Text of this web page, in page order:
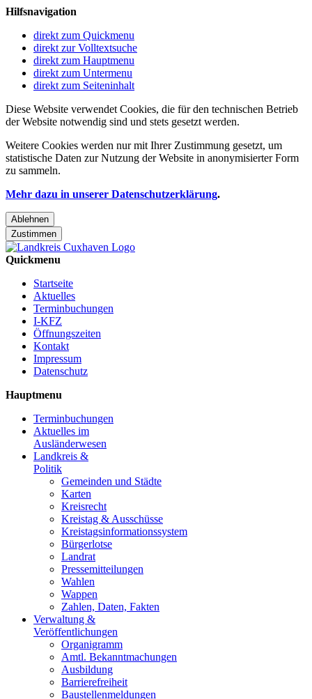
Hilfsnavigation
direkt zum Quickmenu
direkt zur Volltextsuche
direkt zum Hauptmenu
direkt zum Untermenu
direkt zum Seiteninhalt
Diese Website verwendet Cookies, die für den technischen Betrieb
der Website notwendig sind und stets gesetzt werden.
Weitere Cookies werden nur mit Ihrer Zustimmung gesetzt, um
statistische Daten zur Nutzung der Website in anonymisierter Form
zu sammeln.
Mehr dazu in unserer Datenschutzerklärung.
Ablehnen
Zustimmen
Quickmenu
Startseite
Aktuelles
Terminbuchungen
I-KFZ
Öffnungszeiten
Kontakt
Impressum
Datenschutz
Hauptmenu
Terminbuchungen
Aktuelles im
Ausländerwesen
Landkreis &
Politik
Gemeinden und Städte
Karten
Kreisrecht
Kreistag & Ausschüsse
Kreistagsinformationssystem
Bürgerlotse
Landrat
Pressemitteilungen
Wahlen
Wappen
Zahlen, Daten, Fakten
Verwaltung &
Veröffentlichungen
Organigramm
Amtl. Bekanntmachungen
Ausbildung
Barrierefreiheit
Baustellenmeldungen